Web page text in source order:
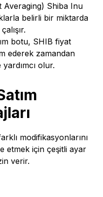
Averaging) Shiba Inu
belirli bir miktarda
botu, SHIB fiyat
ederek zamandan
olur.
modifikasyonlarını
etmek için çeşitli ayar
verir.